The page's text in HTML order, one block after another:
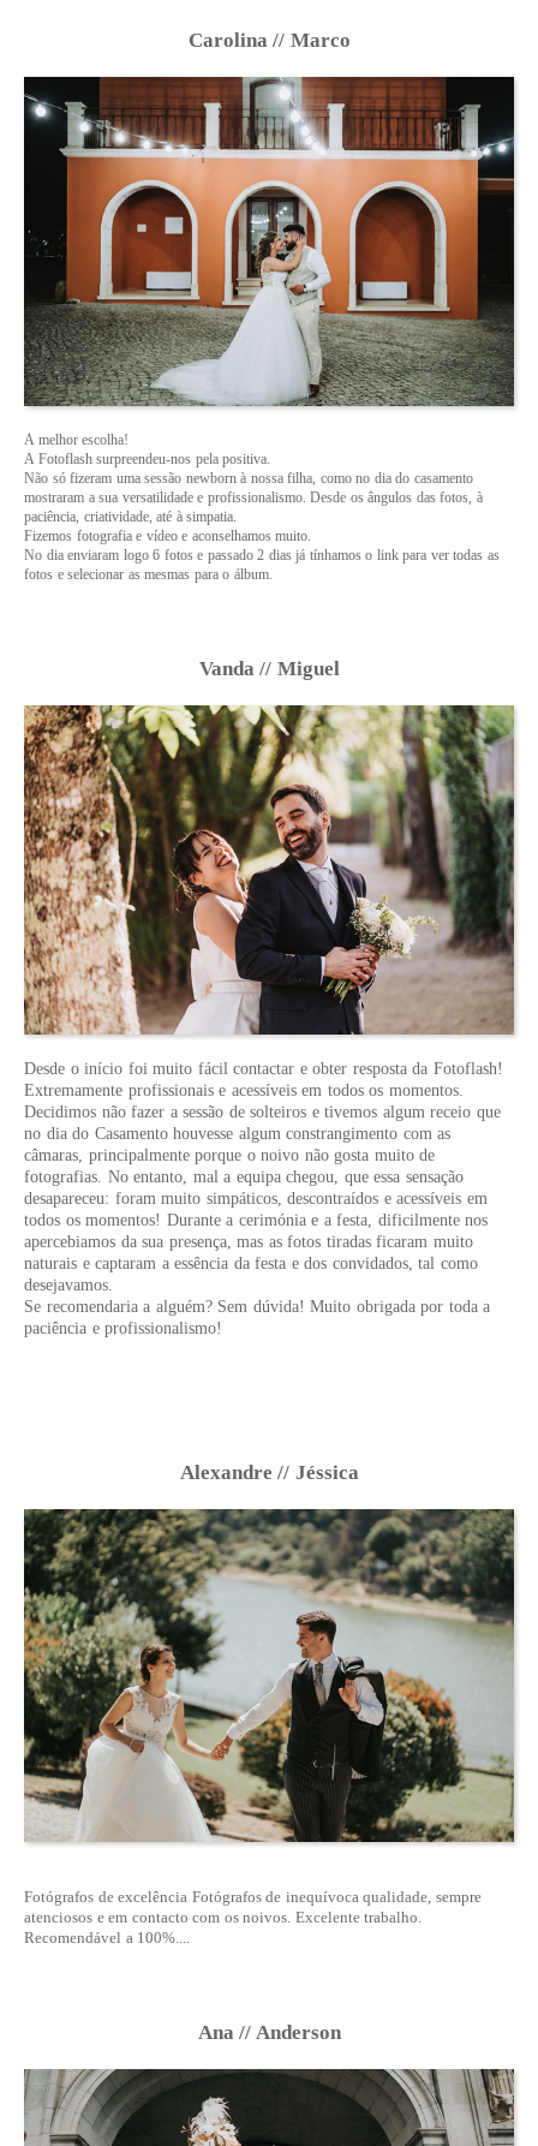
Carolina // Marco
A melhor escolha!
A Fotoflash surpreendeu-nos pela positiva.
Não só fizeram uma sessão newborn à nossa filha, como no dia do casamento
mostraram a sua versatilidade e profissionalismo. Desde os ângulos das fotos, à
paciência, criatividade, até à simpatia.
Fizemos fotografia e vídeo e aconselhamos muito.
No dia enviaram logo 6 fotos e passado 2 dias já tínhamos o link para ver todas as
fotos e selecionar as mesmas para o álbum.
Vanda // Miguel
Desde o início foi muito fácil contactar e obter resposta da Fotoflash!
Extremamente profissionais e acessíveis em todos os momentos.
Decidimos não fazer a sessão de solteiros e tivemos algum receio que
no dia do Casamento houvesse algum constrangimento com as
câmaras, principalmente porque o noivo não gosta muito de
fotografias. No entanto, mal a equipa chegou, que essa sensação
desapareceu: foram muito simpáticos, descontraídos e acessíveis em
todos os momentos! Durante a cerimónia e a festa, dificilmente nos
apercebiamos da sua presença, mas as fotos tiradas ficaram muito
naturais e captaram a essência da festa e dos convidados, tal como
desejavamos.
Se recomendaria a alguém? Sem dúvida! Muito obrigada por toda a
paciência e profissionalismo!
Alexandre // Jéssica
Fotógrafos de excelência Fotógrafos de inequívoca qualidade, sempre
atenciosos e em contacto com os noivos. Excelente trabalho.
Recomendável a 100%....
Ana // Anderson